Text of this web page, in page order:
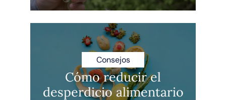
Consejos
Cómo reducir el
desperdicio alimentario